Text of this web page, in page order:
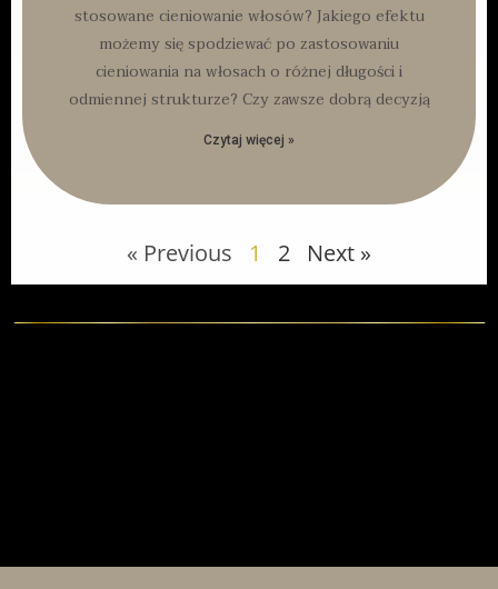
stosowane cieniowanie włosów? Jakiego efektu
możemy się spodziewać po zastosowaniu
cieniowania na włosach o różnej długości i
odmiennej strukturze? Czy zawsze dobrą decyzją
Czytaj więcej »
« Previous 1 2 Next »